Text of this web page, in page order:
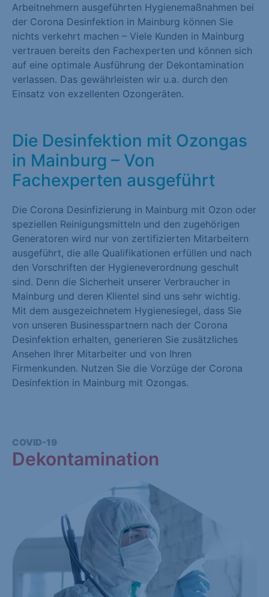
Arbeitnehmern ausgeführten Hygienemaßnahmen bei
der Corona Desinfektion in Mainburg können Sie
nichts verkehrt machen – Viele Kunden in Mainburg
vertrauen bereits den Fachexperten und können sich
auf eine optimale Ausführung der Dekontamination
verlassen. Das gewährleisten wir u.a. durch den
Einsatz von exzellenten Ozongeräten.
Die Desinfektion mit Ozongas
in Mainburg – Von
Fachexperten ausgeführt
Die Corona Desinfizierung in Mainburg mit Ozon oder
speziellen Reinigungsmitteln und den zugehörigen
Generatoren wird nur von zertifizierten Mitarbeitern
ausgeführt, die alle Qualifikationen erfüllen und nach
den Vorschriften der Hygieneverordnung geschult
sind. Denn die Sicherheit unserer Verbraucher in
Mainburg und deren Klientel sind uns sehr wichtig.
Mit dem ausgezeichnetem Hygienesiegel, dass Sie
von unseren Businesspartnern nach der Corona
Desinfektion erhalten, generieren Sie zusätzliches
Ansehen Ihrer Mitarbeiter und von Ihren
Firmenkunden. Nutzen Sie die Vorzüge der Corona
Desinfektion in Mainburg mit Ozongas.
COVID-19
Dekontamination